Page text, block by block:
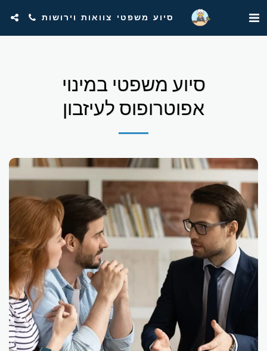
סיוע משפטי צוואות וירושות
סיוע משפטי במינוי
אפוטרופוס לעיזבון